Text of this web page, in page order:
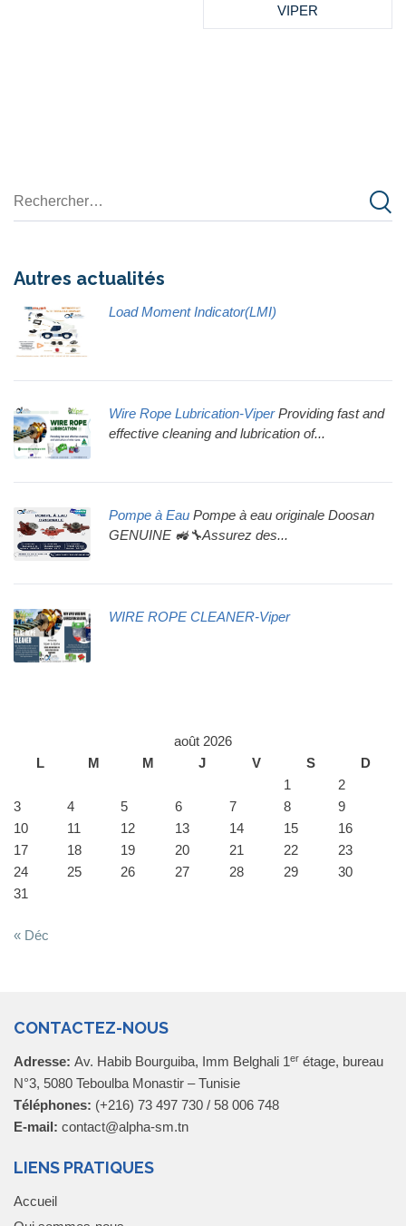
VIPER
Autres actualités
Load Moment Indicator(LMI)
Wire Rope Lubrication-Viper Providing fast and
effective cleaning and lubrication of...
Pompe à Eau Pompe à eau originale Doosan
GENUINE 🚜🔧Assurez des...
WIRE ROPE CLEANER-Viper
août 2026
L
M M J V S
D
1
2
3
4 5 6 7 8
9
10
11 12 13 14 15
16
17
18 19 20 21 22
23
24
25 26 27 28 29
30
31
« Déc
CONTACTEZ-NOUS
Adresse: Av. Habib Bourguiba, Imm Belghali 1er étage, bureau
N°3, 5080 Teboulba Monastir – Tunisie
Téléphones: (+216) 73 497 730 / 58 006 748
E-mail: contact@alpha-sm.tn
LIENS PRATIQUES
Accueil